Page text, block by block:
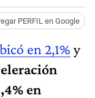
PERFIL en Google
en 2,1% y
en